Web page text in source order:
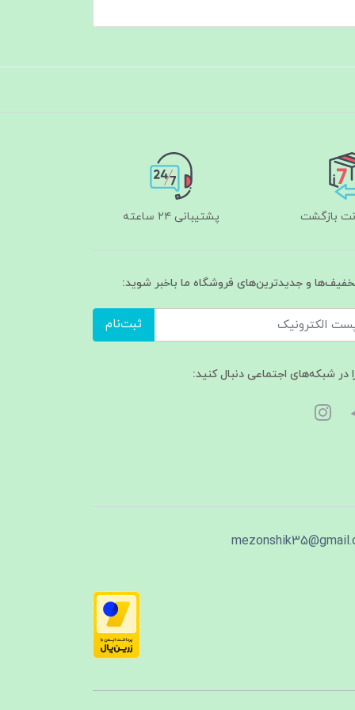
پشتیبانی ۲۴ ساعته
و جدیدترین‌های فروشگاه ما باخبر شوید:
ثبت‌نام
در شبکه‌های اجتماعی دنبال کنید: